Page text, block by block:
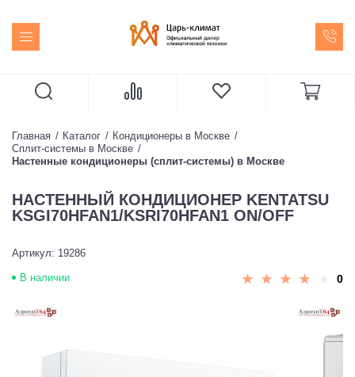
Главная Каталог
Кондиционеры в Москве
Сплит-системы в Москве
Настенные кондиционеры (сплит-системы) в Москве
НАСТЕННЫЙ КОНДИЦИОНЕР KENTATSU
KSGI70HFAN1/KSRI70HFAN1 ON/OFF
Артикул: 19286
В наличии 0